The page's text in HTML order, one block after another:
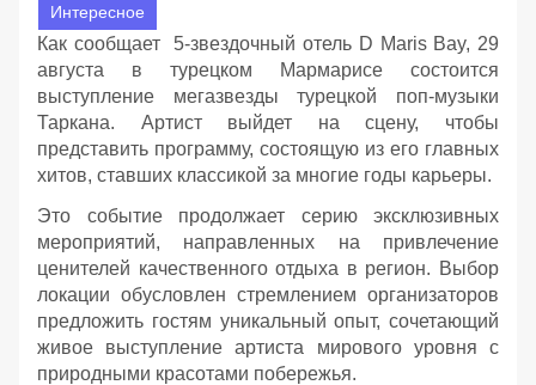
Интересное
Как сообщает 5-звездочный отель D Maris Bay, 29
августа в турецком Мармарисе состоится
выступление мегазвезды турецкой поп-музыки
Таркана. Артист выйдет на сцену, чтобы
представить программу, состоящую из его главных
хитов, ставших классикой за многие годы карьеры.
Это событие продолжает серию эксклюзивных
мероприятий, направленных на привлечение
ценителей качественного отдыха в регион. Выбор
локации обусловлен стремлением организаторов
предложить гостям уникальный опыт, сочетающий
живое выступление артиста мирового уровня с
природными красотами побережья.